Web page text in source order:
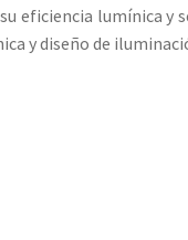
eficiencia lumínica y
y diseño de